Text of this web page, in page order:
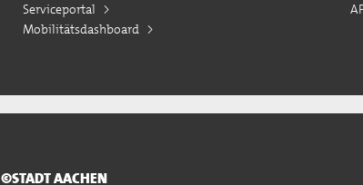
Serviceportal
Mobilitätsdashboard
©STADT AACHEN